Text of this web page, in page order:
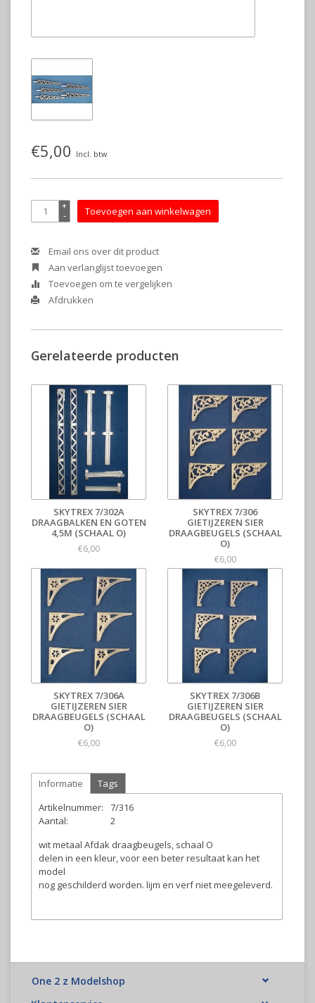
€5,00 Incl. btw
+
- Toevoegen aan winkelwagen
Email ons over dit product
Aan verlanglijst toevoegen
Toevoegen om te vergelijken
Afdrukken
Gerelateerde producten
SKYTREX 7/302A
DRAAGBALKEN EN GOTEN
4,5M (SCHAAL O)
€6,00
SKYTREX 7/306
GIETIJZEREN SIER
DRAAGBEUGELS (SCHAAL
O)
€6,00
SKYTREX 7/306A
GIETIJZEREN SIER
DRAAGBEUGELS (SCHAAL
O)
€6,00
SKYTREX 7/306B
GIETIJZEREN SIER
DRAAGBEUGELS (SCHAAL
O)
€6,00
Informatie
Tags
Artikelnummer:
7/316
Aantal:
2
wit metaal Afdak draagbeugels, schaal O
delen in een kleur, voor een beter resultaat kan het
model
nog geschilderd worden. lijm en verf niet meegeleverd.
One 2 z Modelshop